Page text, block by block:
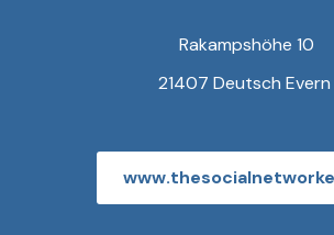
Rakampshöhe 10
21407 Deutsch Evern